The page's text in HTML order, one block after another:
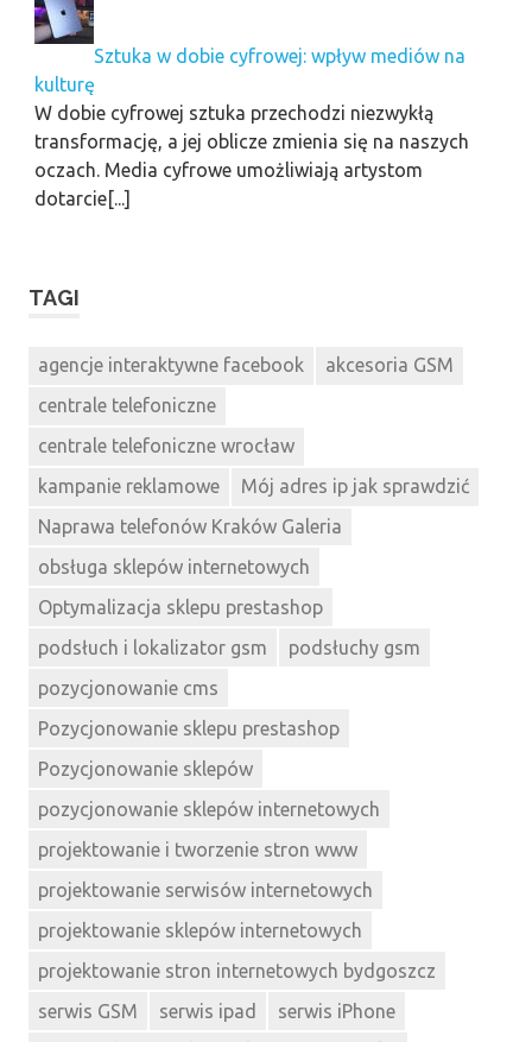
Sztuka w dobie cyfrowej: wpływ mediów na
kulturę
W dobie cyfrowej sztuka przechodzi niezwykłą
transformację, a jej oblicze zmienia się na naszych
oczach. Media cyfrowe umożliwiają artystom
dotarcie[...]
TAGI
agencje interaktywne facebook
akcesoria GSM
centrale telefoniczne
centrale telefoniczne wrocław
kampanie reklamowe
Mój adres ip jak sprawdzić
Naprawa telefonów Kraków Galeria
obsługa sklepów internetowych
Optymalizacja sklepu prestashop
podsłuch i lokalizator gsm
podsłuchy gsm
pozycjonowanie cms
Pozycjonowanie sklepu prestashop
Pozycjonowanie sklepów
pozycjonowanie sklepów internetowych
projektowanie i tworzenie stron www
projektowanie serwisów internetowych
projektowanie sklepów internetowych
projektowanie stron internetowych bydgoszcz
serwis GSM
serwis ipad
serwis iPhone